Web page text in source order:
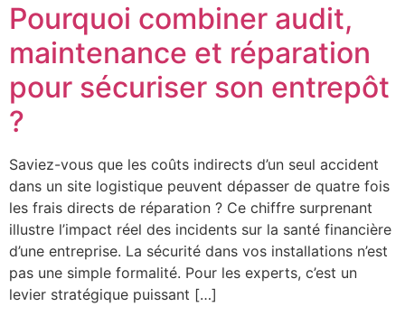
Pourquoi combiner audit,
maintenance et réparation
pour sécuriser son entrepôt
?
Saviez-vous que les coûts indirects d’un seul accident
dans un site logistique peuvent dépasser de quatre fois
les frais directs de réparation ? Ce chiffre surprenant
illustre l’impact réel des incidents sur la santé financière
d’une entreprise. La sécurité dans vos installations n’est
pas une simple formalité. Pour les experts, c’est un
levier stratégique puissant […]